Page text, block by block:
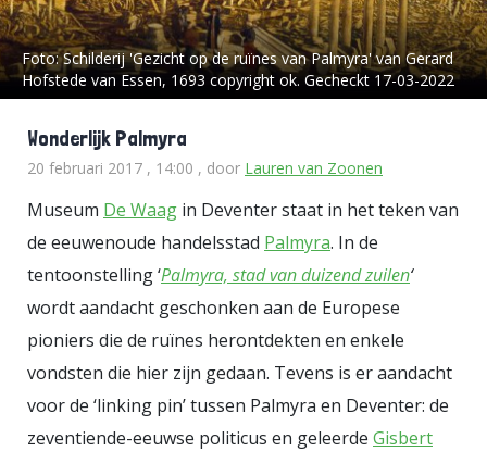
Foto:Schilderij 'Gezicht op de ruïnes van Palmyra' van Gerard
Hofstede van Essen, 1693 copyright ok. Gecheckt 17-03-2022
Wonderlijk Palmyra
20 februari 2017 , 14:00 , door Lauren van Zoonen
Museum De Waag in Deventer staat in het teken van
de eeuwenoude handelsstad Palmyra. In de
tentoonstelling ‘Palmyra, stad van duizend zuilen‘
wordt aandacht geschonken aan de Europese
pioniers die de ruïnes herontdekten en enkele
vondsten die hier zijn gedaan. Tevens is er aandacht
voor de ‘linking pin’ tussen Palmyra en Deventer: de
zeventiende-eeuwse politicus en geleerde Gisbert